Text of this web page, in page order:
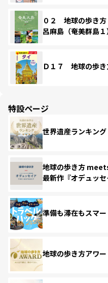
０２ 地球の歩き
呂麻島（奄美群島
Ｄ１７ 地球の歩
特設ページ
世界遺産ランキング
地球の歩き方
最新作『オデュッセ
準備も滞在もスマ
地球の歩き方アワ